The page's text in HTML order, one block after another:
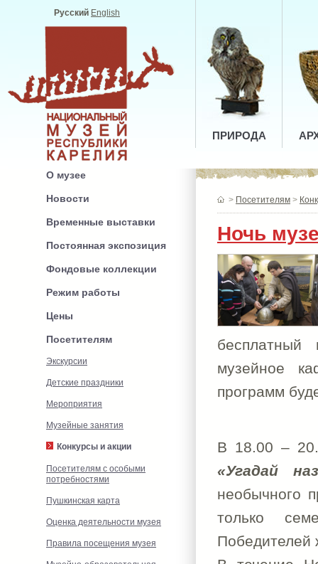
Русский English
ПРИРОДА
О музее
Новости
Временные выставки
Постоянная экспозиция
Фондовые коллекции
Режим работы
Цены
Посетителям
Экскурсии
Детские праздники
Мероприятия
Музейные занятия
Конкурсы и акции
Посетителям с особыми
потребностями
Пушкинская карта
Оценка деятельности музея
Правила посещения музея
> Посетителям >
Ночь
бесплатный
музейное
программ
В 18.00 –
«Угадай
необычного
только
Победителей